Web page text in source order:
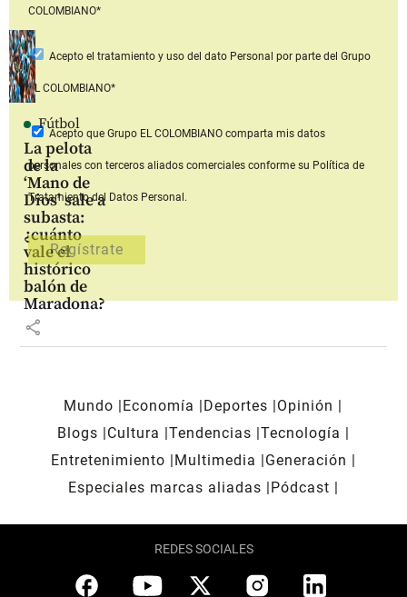
Fútbol
La pelota
de la
‘Mano de
Dios’ sale a
subasta:
¿cuánto
vale el
histórico
balón de
Maradona?
share
COLOMBIANO*
Acepto el tratamiento y uso del dato Personal por parte del Grupo
EL COLOMBIANO*
Acepto que Grupo EL COLOMBIANOcomparta mis datos
personales con terceros aliados comerciales conforme su Política de
Tratamiento del Datos Personal.
Mundo Economía Deportes
Opinión
Blogs
Cultura Tendencias Tecnología
Entretenimiento
Multimedia
Generación
Especiales marcas aliadas
Pódcast
REDES SOCIALES